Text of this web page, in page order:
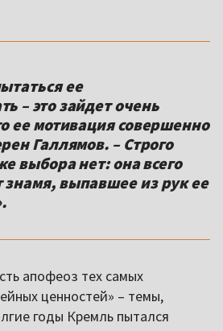
ее
– это зайдет очень
ее мотивация совершенно
Галлямов. – Строго
выбора нет: она всего
выпавшее из рук ее
апофеоз тех самых
ценностей» – темы,
годы Кремль пытался